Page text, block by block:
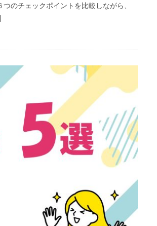
のチェックポイントを比較しながら、